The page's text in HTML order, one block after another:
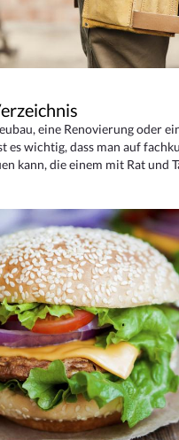
eine Renovierung oder
es wichtig, dass man auf
kann, die einem mit Rat und